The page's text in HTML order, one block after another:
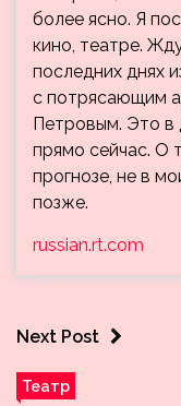
более ясно. Я
кино, театре.
последних днях
с потрясающим
Петровым. Это в
прямо сейчас. О
прогнозе, не в
позже.
russian.rt.com
Next Post
Театр